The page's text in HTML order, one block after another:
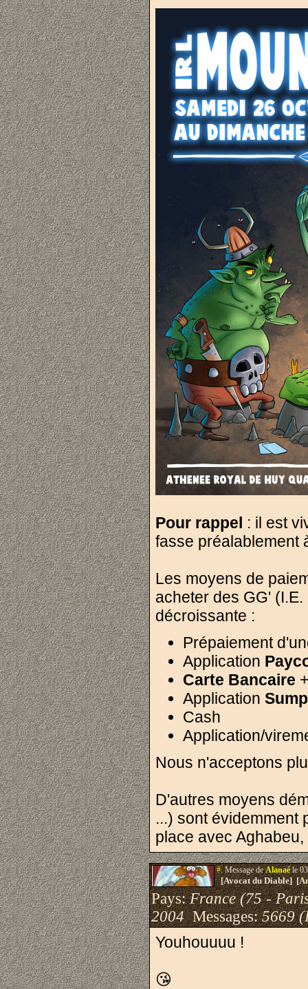
Pour rappel : il est
fasse préalablement
Les moyens de
acheter des GG'
décroissante :
Prépaiement
Application
Carte Bancaire
Application
Cash
Application/
Nous n'acceptons
D'autres moyens
...) sont évidemment
place avec
#.Message deAlanaéle
[Avocat du Diable]
Pays:France (75 -
2004Messages:5669
Youhouuuu !
😘